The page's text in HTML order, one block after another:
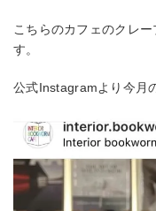
こちらのカフェのクレ
す。
公式Instagramより今月